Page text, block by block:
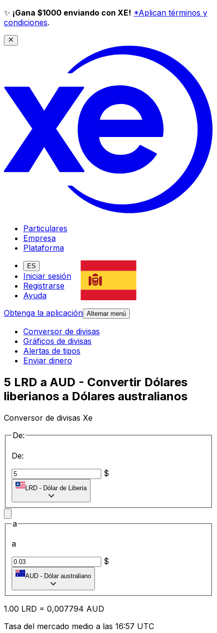
✨ ¡Gana $1000 enviando con XE! *Aplican términos y
condiciones.
Particulares
Empresa
Plataforma
ES
Iniciar sesión
Registrarse
Ayuda
Obtenga la aplicación Alternar menú
Conversor de divisas
Gráficos de divisas
Alertas de tipos
Enviar dinero
5 LRD a AUD - Convertir Dólares
liberianos a Dólares australianos
Conversor de divisas Xe
De:
De:
$
LRD - Dólar de Liberia
a
a
$
AUD - Dólar australiano
1.00 LRD = 0,007794 AUD
Tasa del mercado medio a las 16:57 UTC